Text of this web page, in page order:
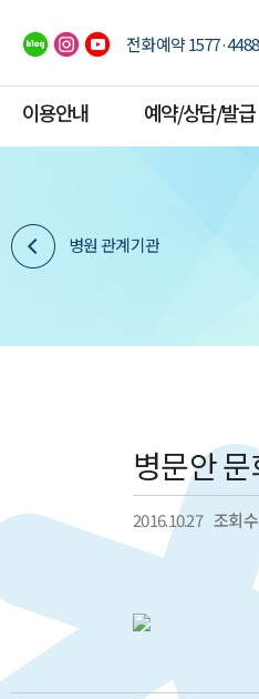
전화예약
이용안내 예약/상담/발급
병원 관계기관
병문안
2016.10.27 조회수